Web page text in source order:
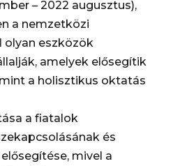
– 2022 augusztus),
a nemzetközi
olyan eszközök
amelyek elősegítik
a holisztikus oktatás
a fiatalok
és
mivel a